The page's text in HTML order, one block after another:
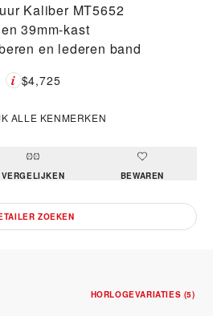
Kaliber MT5652
39mm-kast
en lederen band
ALLE KENMERKEN
$4,725
VERGELIJKEN BEWAREN
ZOEKEN
HORLOGEVARIATIES (5)